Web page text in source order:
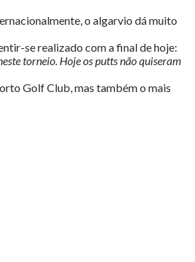
o algarvio dá muito
se realizado com a final de hoje:
torneio. Hoje os putts não quiseram
Golf Club, mas também o mais